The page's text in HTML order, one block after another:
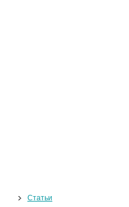
Статьи